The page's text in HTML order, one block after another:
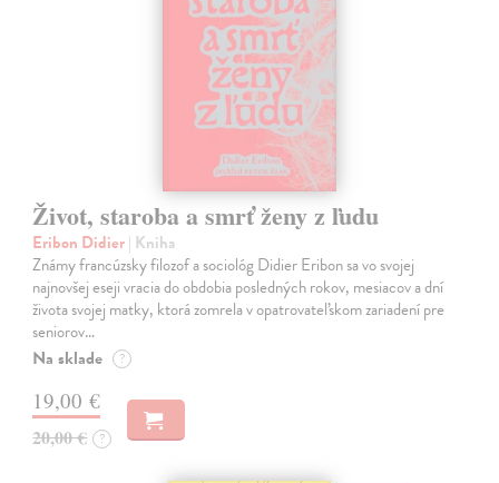
Život, staroba a smrť ženy z ľudu
Eribon Didier| Kniha
Známy francúzsky filozof a sociológ Didier Eribon sa vo svojej
najnovšej eseji vracia do obdobia posledných rokov, mesiacov a dní
života svojej matky, ktorá zomrela v opatrovateľskom zariadení pre
seniorov…
Na sklade ?
19,00 €
20,00 € ?